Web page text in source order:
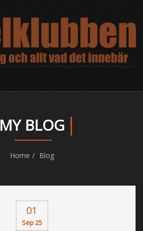
MY BLOG
Home Blog
01
Sep 25